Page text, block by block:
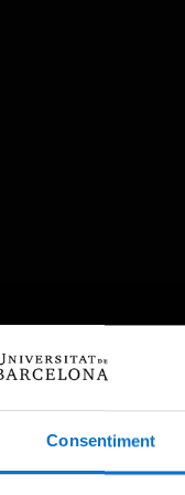
Consentiment